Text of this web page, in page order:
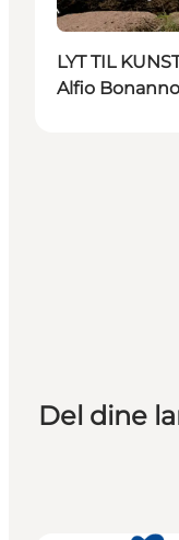
LYT TIL
Alfio Bonanno
Del dine